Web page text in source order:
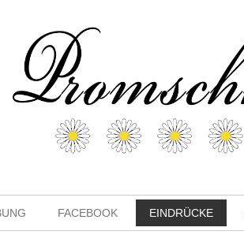
FACEBOOK EINDRÜCKE